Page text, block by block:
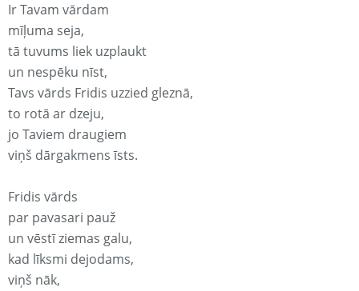
Ir Tavam vārdam
mīļuma seja,
tā tuvums liek uzplaukt
un nespēku nīst,
Tavs vārds Fridis uzzied gleznā,
to rotā ar dzeju,
jo Taviem draugiem
viņš dārgakmens īsts.
Fridis vārds
par pavasari pauž
un vēstī ziemas galu,
kad līksmi dejodams,
viņš nāk,